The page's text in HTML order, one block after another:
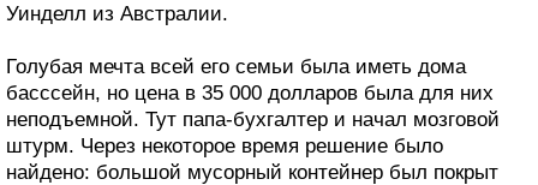
Уинделл из Австралии.
Голубая мечта всей его семьи была иметь дома
басссейн, но цена в 35 000 долларов была для них
неподъемной. Тут папа-бухгалтер и начал мозговой
штурм. Через некоторое время решение было
найдено: большой мусорный контейнер был покрыт